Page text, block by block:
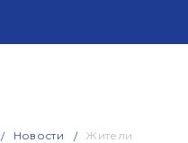
Новости
Жители